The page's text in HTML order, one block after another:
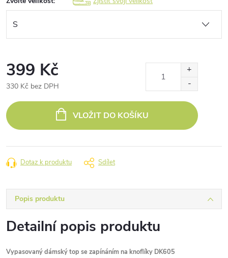
399 Kč
330 Kč bez DPH
cena:
VLOŽIT DO KOŠÍKU
Dotaz k produktu Sdílet
Popis produktu
Detailní popis produktu
Vypasovaný dámský top se zapínáním na knoflíky DK605